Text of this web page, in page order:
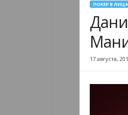
ПОКЕР В
17 августа,